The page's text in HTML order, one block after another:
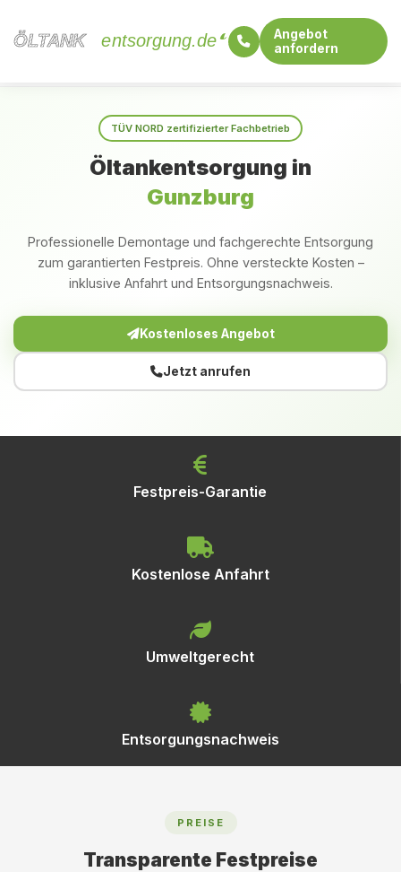
ÖLTANK
ÖLTANK entsorgung.de
Angebot
anfordern
TÜV NORD zertifizierter Fachbetrieb
Öltankentsorgung in
Gunzburg
Professionelle Demontage und fachgerechte Entsorgung
zum garantierten Festpreis. Ohne versteckte Kosten –
inklusive Anfahrt und Entsorgungsnachweis.
Kostenloses Angebot
Jetzt anrufen
Festpreis-Garantie
Kostenlose Anfahrt
Umweltgerecht
Entsorgungsnachweis
PREISE
Transparente Festpreise